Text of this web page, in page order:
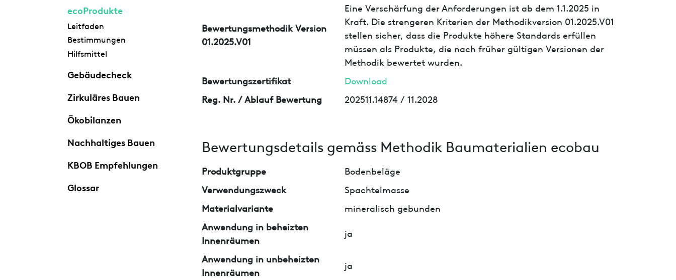
ecoProdukte
Leitfaden
Bestimmungen
Hilfsmittel
Gebäudecheck
Zirkuläres Bauen
Ökobilanzen
Nachhaltiges Bauen
KBOB Empfehlungen
Glossar
Bewertungsmethodik Version
01.2025.V01
Eine Verschärfung der Anforderungen ist ab dem 1.1.2025 in
Kraft. Die strengeren Kriterien der Methodikversion 01.2025.V01
stellen sicher, dass die Produkte höhere Standards erfüllen
müssen als Produkte, die nach früher gültigen Versionen der
Methodik bewertet wurden.
Bewertungszertifikat
Download
Reg. Nr. / Ablauf Bewertung
202511.14874 / 11.2028
Bewertungsdetails gemäss Methodik Baumaterialien ecobau
Produktgruppe
Bodenbeläge
Verwendungszweck
Spachtelmasse
Materialvariante
mineralisch gebunden
Anwendung in beheizten
Innenräumen
ja
Anwendung in unbeheizten
Innenräumen
ja